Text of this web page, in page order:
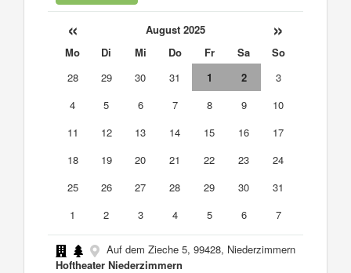
« August 2025 »
Mo Di Mi Do Fr Sa
So
28
29 30 31 1 2
3
4
5 6 7 8 9
10
11
12 13 14 15 16
17
18
19 20 21 22 23
24
25
26 27 28 29 30
31
1
2 3 4 5 6 7
Auf dem Zieche 5, 99428, Niederzimmern
Hoftheater Niederzimmern